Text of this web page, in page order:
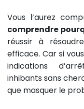
Vous l’aurez
comprendre
réussir à
efficace. Car si
indications
inhibants sans
que masquer le